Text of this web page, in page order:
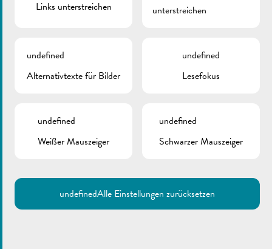
Zurück
Links unterstreichen
unterstreichen
undefined
Alternativtexte für Bilder
undefined
Lesefokus
undefined
Weißer Mauszeiger
undefined
Schwarzer Mauszeiger
undefinedAlle Einstellungen zurücksetzen